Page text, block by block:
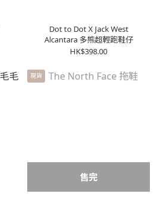
Dot to Dot X Jack West
Alcantara 多熊超輕跑鞋仔
HK$398.00
現貨
售完